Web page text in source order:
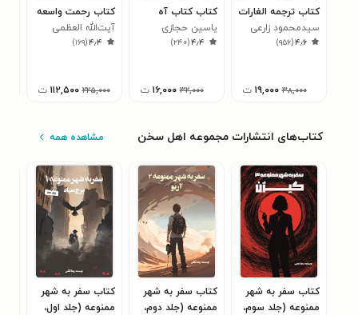
کتاب ترجمه الغارات
سیدمحمود زارعی
۴٫۶(۹۵۶)
۳۸,۰۰۰ ۱۹,۰۰۰ ت
کتاب کتاب آه
یاسین حجازی
۴٫۴(۲۴۰)
۳۲,۰۰۰ ۱۶,۰۰۰ ت
کتاب رحمت واسعه
آیت‌الله العظمی
محمدتقی بهجت
۴٫۴(۱۶۹)
۲۲۵,۰۰۰ ۱۱۲,۵۰۰ ت
کتاب‌های انتشارات مجموعه اهل سخن مشاهده همه
کتاب سفر به شهر
ممنوعه (جلد سوم،
کتاب سفر به شهر
ممنوعه (جلد دوم،
کتاب سفر به شهر
ممنوعه (جلد اول،